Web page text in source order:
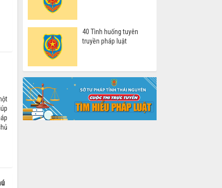
40 Tình huống tuyên
truyền pháp luật